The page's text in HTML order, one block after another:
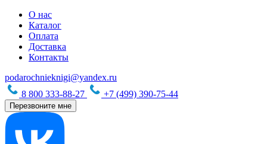
О нас
Каталог
Оплата
Доставка
Контакты
podarochnieknigi@yandex.ru
8 800 333-88-27
+7 (499) 390-75-44
Перезвоните мне